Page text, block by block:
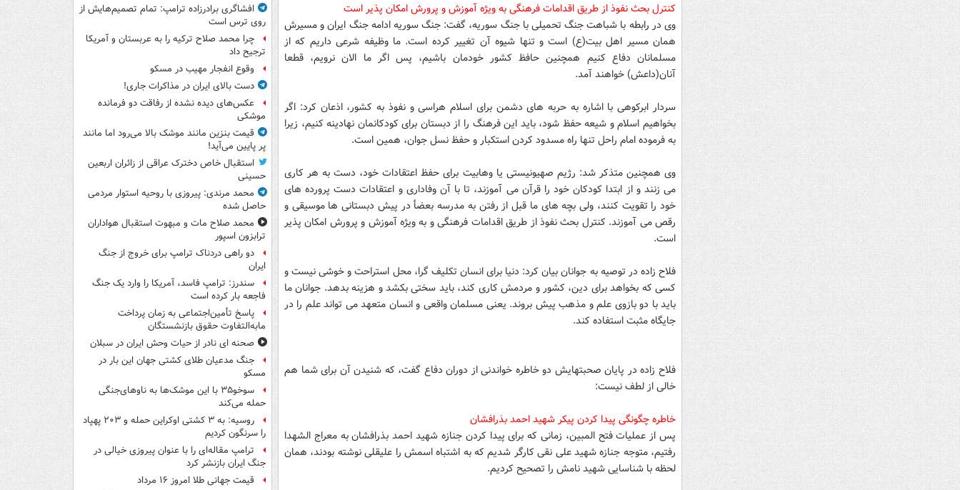
کنترل بحث نفوذ از طریق اقدامات فرهنگی به ویژه آموزش و پرورش امکان پذیر است
وی در رابطه با شباهت جنگ تحمیلی با جنگ سوریه، گفت: جنگ سوریه ادامه جنگ ایران و مسیرش
همان مسیر اهل بیت(ع) است و تنها شیوه آن تغییر کرده است. ما وظیفه شرعی داریم که از
مسلمانان دفاع کنیم همچنین حافظ کشور خودمان باشیم، پس اگر ما الان نرویم، قطعا
آنان(داعش) خواهند آمد.
سردار ابرکوهی با اشاره به حربه های دشمن برای اسلام هراسی و نفوذ به کشور، اذعان کرد: اگر
بخواهیم اسلام و شیعه حفظ شود، باید این فرهنگ را از دبستان برای کودکانمان نهادینه کنیم، زیرا
به فرموده امام راحل تنها راه مسدود کردن استکبار و حفظ نسل جوان، همین است.
وی همچنین متذکر شد: رژیم صهیونیستی یا وهابیت برای حفظ اعتقادات خود، دست به هر کاری
می زنند و از ابتدا کودکان خود را قرآن می آموزند، تا با آن وفاداری و اعتقادات دست پرورده های
خود را تقویت کنند، ولی بچه های ما قبل از رفتن به مدرسه بعضأ در پیش دبستانی ها موسیقی و
رقص می آموزند. کنترل بحث نفوذ از طریق اقدامات فرهنگی و به ویژه آموزش و پرورش امکان پذیر
است.
فلاح زاده در توصیه به جوانان بیان کرد: دنیا برای انسان تکلیف گرا، محل استراحت و خوشی نیست و
کسی که بخواهد برای دین، کشور و مردمش کاری کند، باید سختی بکشد و هزینه بدهد. جوانان ما
باید با دو بازوی علم و مذهب پیش بروند. یعنی مسلمان واقعی و انسان متعهد می تواند علم را در
جایگاه مثبت استفاده کند.
فلاح زاده در پایان صحبتهایش دو خاطره خواندنی از دوران دفاع گفت، که شنیدن آن برای شما هم
خالی از لطف نیست:
خاطره چگونگی پیدا کردن پیکر شهید احمد بذرافشان
پس از عملیات فتح المبین، زمانی که برای پیدا کردن جنازه شهید احمد بذرافشان به معراج الشهدا
رفتیم، متوجه جنازه شهید علی نقی کارگر شدیم که به اشتباه اسمش را علیقلی نوشته بودند، همان
لحظه با شناسایی شهید نامش را تصحیح کردیم.
افشاگری برادرزاده ترامپ: تمام تصمیم‌هایش از
روی ترس است
چرا محمد صلاح ترکیه را به عربستان و آمریکا
ترجیح داد
وقوع انفجار مهیب در مسکو
دست بالای ایران در مذاکرات جاری!
عکس‌های دیده نشده از رفاقت دو فرمانده‌
موشکی
قیمت بنزین مانند موشک بالا می‌رود اما مانند
پر پایین می‌آید!
استقبال خاص دخترک عراقی از زائران اربعین
حسینی
محمد مرندی: پیروزی با روحیه استوار مردمی
حاصل شده
محمد صلاح مات و مبهوت استقبال هواداران
ترابزون اسپور
دو راهی دردناک ترامپ برای خروج از جنگ
ایران
سندرز: ترامپ فاسد، آمریکا را وارد یک جنگ
فاجعه بار کرده است
پاسخ تأمین‌اجتماعی به زمان پرداخت
مابه‌التفاوت حقوق بازنشستگان
صحنه ای نادر از حیات وحش ایران در سبلان
جنگ مدعیان طلای کشتی جهان این بار در
مسکو
سوخو۳۵ با این موشک‌ها به ناوهای‌جنگی
حمله می‌کند
روسیه: به ۳ کشتی اوکراین حمله و ۲۰۳ پهپاد
را سرنگون کردیم
ترامپ مقاله‌ای را با عنوان پیروزی خیالی در
جنگ ایران بازنشر کرد
قیمت جهانی طلا امروز ۱۶ مرداد